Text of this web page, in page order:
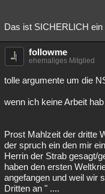
Das ist SICHERLICH
followme
ehemaliges Mitglied
tolle argumente um die
wenn ich keine Arbeit
Prost Mahlzeit der dritte
der spruch ein den mir
Herrin der Strab gesagt/
haben den ersten
angefangen und weil wir
Dritten an " ....